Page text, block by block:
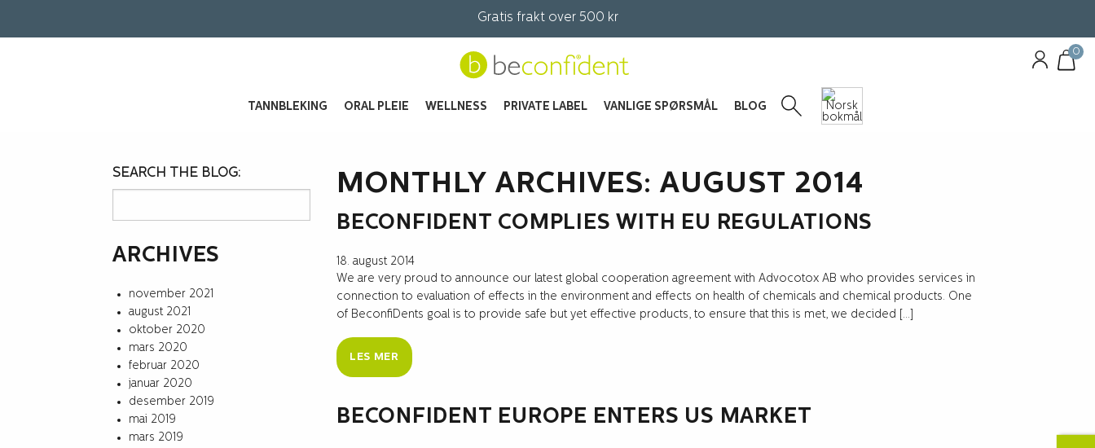
Gratis frakt over 500 kr
TANNBLEKING ORAL PLEIE WELLNESS PRIVATE LABEL VANLIGE SPØRSMÅL BLOG
0
SEARCH THE BLOG:
ARCHIVES
november 2021
august 2021
oktober 2020
mars 2020
februar 2020
januar 2020
desember 2019
mai 2019
mars 2019
MONTHLY ARCHIVES: AUGUST 2014
BECONFIDENT COMPLIES WITH EU REGULATIONS
18. august 2014
We are very proud to announce our latest global cooperation agreement with Advocotox AB who provides services in
connection to evaluation of effects in the environment and effects on health of chemicals and chemical products. One
of BeconfiDents goal is to provide safe but yet effective products, to ensure that this is met, we decided […]
LES MER
BECONFIDENT EUROPE ENTERS US MARKET